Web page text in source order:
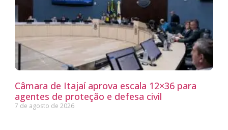
Câmara de Itajaí aprova escala 12×36 para
agentes de proteção e defesa civil
7 de agosto de 2026